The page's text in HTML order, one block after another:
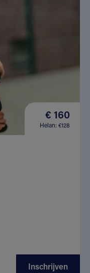
€ 160
Helan: €128
Inschrijven